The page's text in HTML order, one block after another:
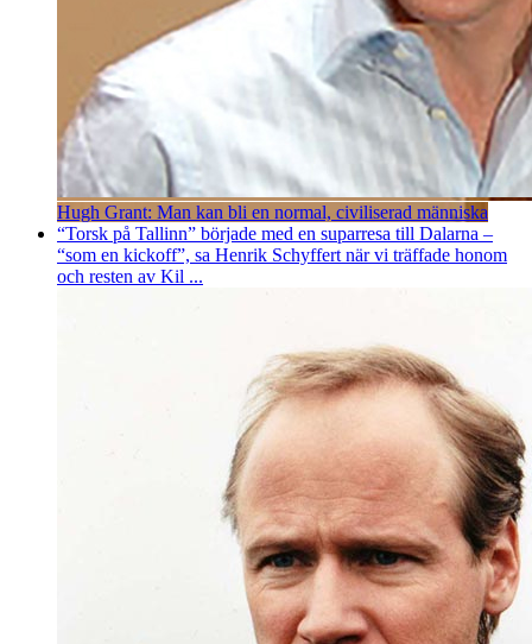
Hugh Grant: Man kan bli en normal, civiliserad människa
“Torsk på Tallinn” började med en suparresa till Dalarna –
“som en kickoff”, sa Henrik Schyffert när vi träffade honom
och resten av Kil ...